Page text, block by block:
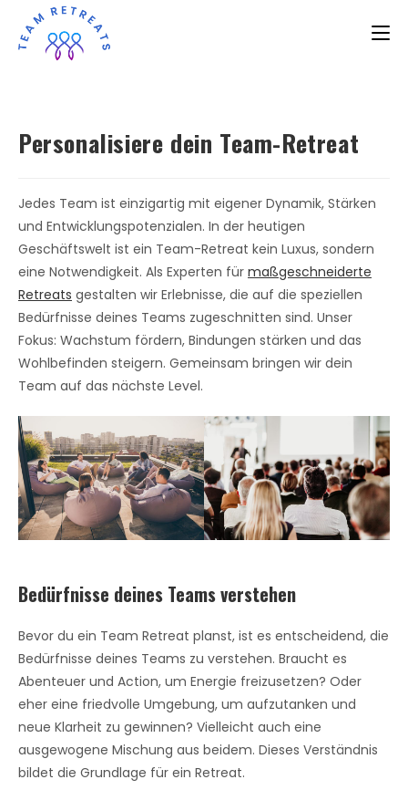
Personalisiere dein Team-Retreat
Jedes Team ist einzigartig mit eigener Dynamik, Stärken
und Entwicklungspotenzialen. In der heutigen
Geschäftswelt ist ein Team-Retreat kein Luxus, sondern
eine Notwendigkeit. Als Experten für maßgeschneiderte
Retreats gestalten wir Erlebnisse, die auf die speziellen
Bedürfnisse deines Teams zugeschnitten sind. Unser
Fokus: Wachstum fördern, Bindungen stärken und das
Wohlbefinden steigern. Gemeinsam bringen wir dein
Team auf das nächste Level.
Bedürfnisse deines Teams verstehen
Bevor du ein Team Retreat planst, ist es entscheidend, die
Bedürfnisse deines Teams zu verstehen. Braucht es
Abenteuer und Action, um Energie freizusetzen? Oder
eher eine friedvolle Umgebung, um aufzutanken und
neue Klarheit zu gewinnen? Vielleicht auch eine
ausgewogene Mischung aus beidem. Dieses Verständnis
bildet die Grundlage für ein Retreat.